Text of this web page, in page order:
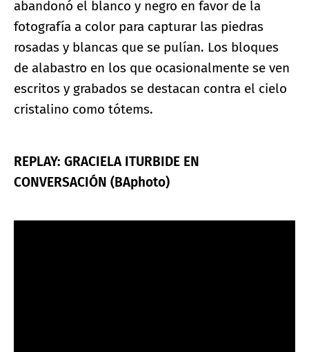
abandonó el blanco y negro en favor de la
fotografía a color para capturar las piedras
rosadas y blancas que se pulían. Los bloques
de alabastro en los que ocasionalmente se ven
escritos y grabados se destacan contra el cielo
cristalino como tótems.
REPLAY: GRACIELA ITURBIDE EN
CONVERSACIÓN (BAphoto)